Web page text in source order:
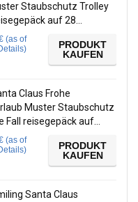
Staubschutz Trolley
auf 28…
(as of
)
PRODUKT
KAUFEN
Claus Frohe
Muster Staubschutz
Fall reisegepäck auf…
(as of
)
PRODUKT
KAUFEN
Santa Claus